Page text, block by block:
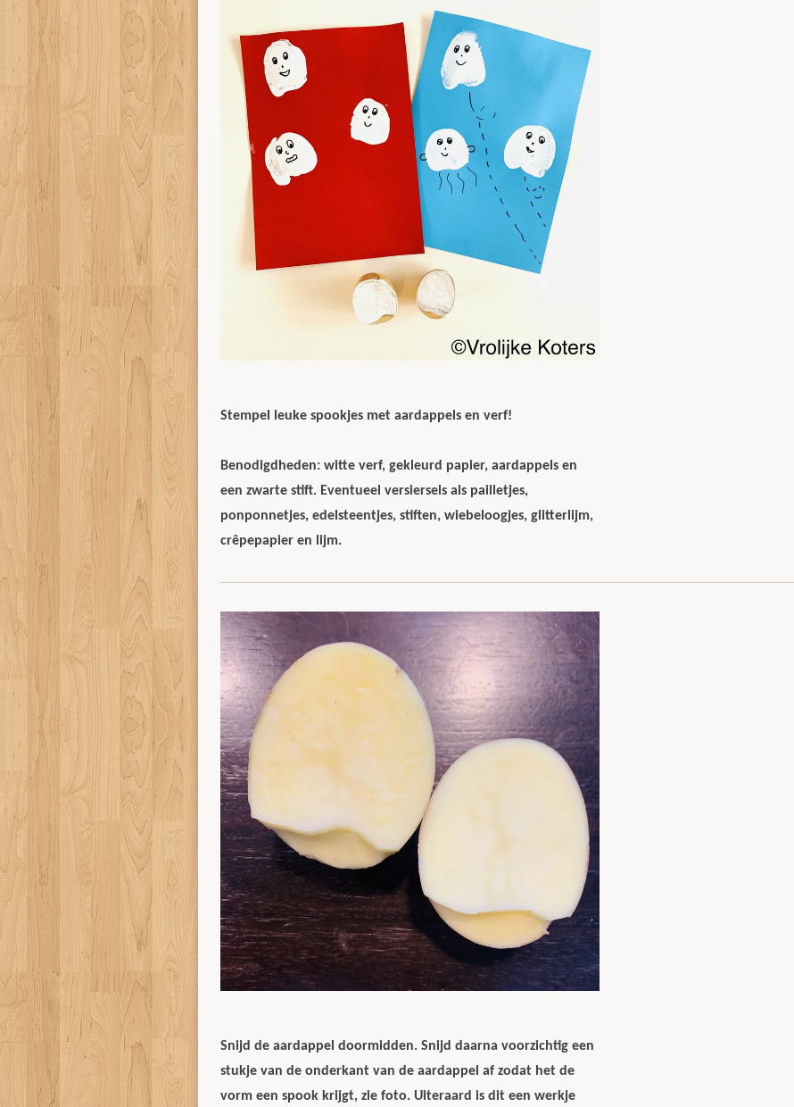
Stempel leuke spookjes met aardappels en verf!
Benodigdheden: witte verf, gekleurd papier, aardappels en
een zwarte stift. Eventueel versiersels als pailletjes,
ponponnetjes, edelsteentjes, stiften, wiebeloogjes, glitterlijm,
crêpepapier en lijm.
Snijd de aardappel doormidden. Snijd daarna voorzichtig een
stukje van de onderkant van de aardappel af zodat het de
vorm een spook krijgt, zie foto. Uiteraard is dit een werkje